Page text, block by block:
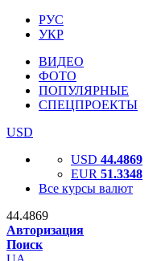
РУС
УКР
ВИДЕО
ФОТО
ПОПУЛЯРНЫЕ
СПЕЦПРОЕКТЫ
USD
USD 44.4869
EUR 51.3348
Все курсы валют
44.4869
Авторизация
Поиск